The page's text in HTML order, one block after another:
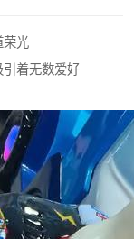
荣光
着无数爱好